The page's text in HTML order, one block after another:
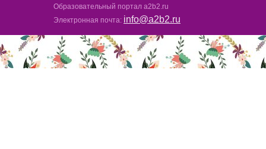
Образовательный портал a2b2.ru
Электронная почта: info@a2b2.ru